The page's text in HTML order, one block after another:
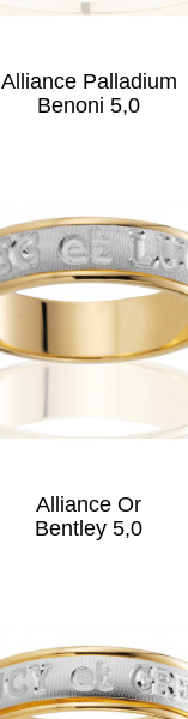
Alliance Palladium
Benoni 5,0
Alliance Or
Bentley 5,0